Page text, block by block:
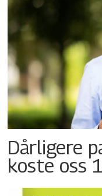
Dårligere
koste oss